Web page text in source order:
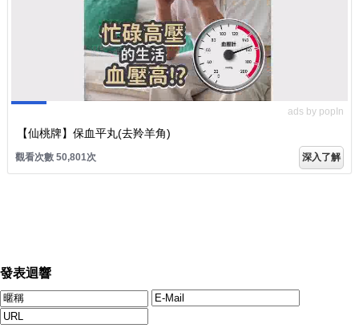
ads by popIn
【仙桃牌】保血平丸(去羚羊角)
觀看次數 50,801次 深入了解
發表迴響